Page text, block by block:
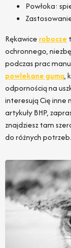
Powłoka:
Rękawice robocze
ochronnego,
podczas prac
powlekane gumą,
odpornością na
interesują Cię inne
artykuły BHP,
znajdziesz tam
do różnych potrzeb.